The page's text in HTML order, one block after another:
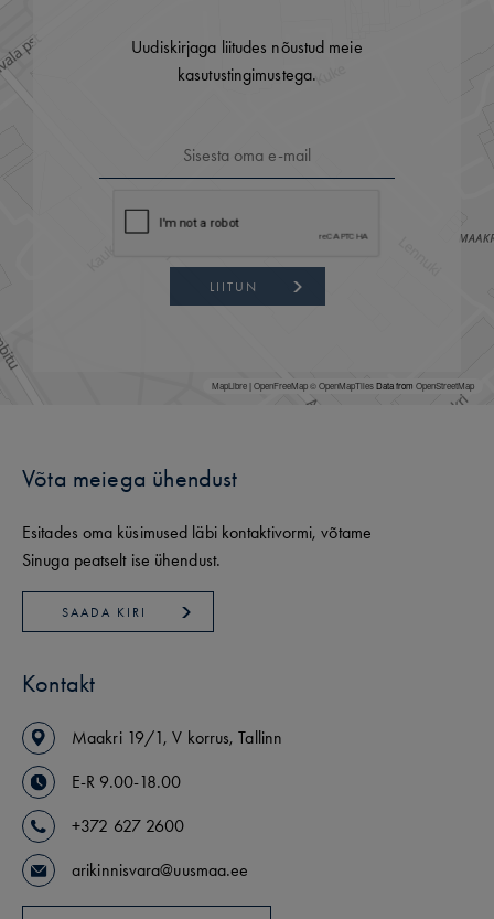
MapLibre|OpenFreeMap© OpenMapTilesData from OpenStreetMap
Uudiskirjaga liitudes nõustud meie
kasutustingimustega.
LIITUN
Võta meiega ühendust
Esitades oma küsimused läbi kontaktivormi, võtame
Sinuga peatselt ise ühendust.
SAADA KIRI
Kontakt
Maakri 19/1,V korrus,Tallinn
E-R 9.00-18.00
+372 627 2600
arikinnisvara@uusmaa.ee